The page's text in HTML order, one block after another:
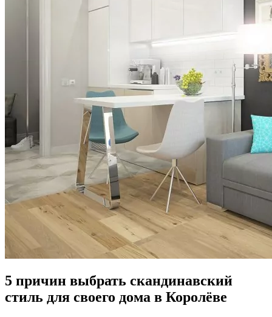
5 причин выбрать скандинавский
стиль для своего дома в Королёве